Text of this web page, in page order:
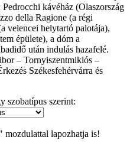
kávéház (Olaszország
della Ragione (a régi
velencei helytartó palotája),
épülete), a dóm a
után indulás hazafelé.
– Tornyiszentmiklós –
Székesfehérvárra és
szobatípus szerint:
lapozhatja is!